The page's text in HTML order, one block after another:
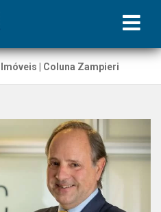
| Coluna Zampieri